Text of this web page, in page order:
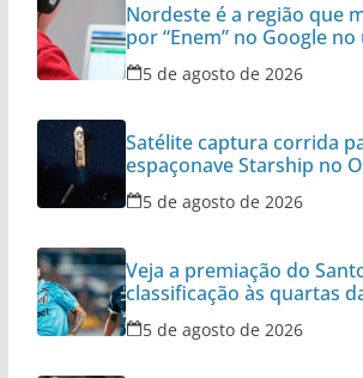
Nordeste é a região que
por “Enem” no Google
5 de agosto de 2026
Satélite captura corrida
espaçonave Starship no
5 de agosto de 2026
Veja a premiação do
classificação às quartas
Brasil
5 de agosto de 2026